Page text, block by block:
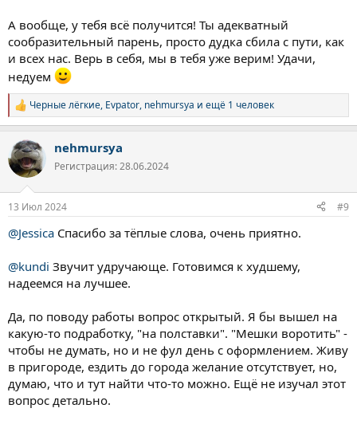
А вообще, у тебя всё получится! Ты адекватный
сообразительный парень, просто дудка сбила с пути, как
и всех нас. Верь в себя, мы в тебя уже верим! Удачи,
недуем
Р
е
к
ц
и
Черные лёгкие, Evpator, nehmursya и ещё 1 человек
nehmursya
Регистрация: 28.06.2024
13 Июл 2024 #9
@Jessica Спасибо за тёплые слова, очень приятно.
@kundi Звучит удручающе. Готовимся к худшему,
надеемся на лучшее.
Да, по поводу работы вопрос открытый. Я бы вышел на
какую-то подработку, "на полставки". "Мешки воротить" -
чтобы не думать, но и не фул день с оформлением. Живу
в пригороде, ездить до города желание отсутствует, но,
думаю, что и тут найти что-то можно. Ещё не изучал этот
вопрос детально.